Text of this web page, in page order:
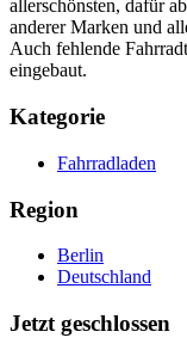
allerschönsten, dafür
anderer Marken und
Auch fehlende
eingebaut.
Kategorie
Fahrradladen
Region
Berlin
Deutschland
Jetzt geschlossen